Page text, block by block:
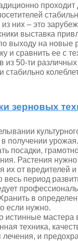
них – это
выставка
выходу на новые
и сравнить ее с
из 50-ти
стабильно
зерновых
получении
посадки,
Растения
их от вредителей
весь период
в
если нужно.
истинные мастера
техника,
и